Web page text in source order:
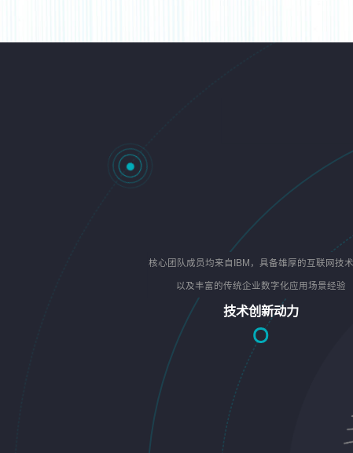
核心团队成员均来自IBM，具备雄厚的互联网技
以及丰富的传统企业数字化应用场景经验
技术创新动力